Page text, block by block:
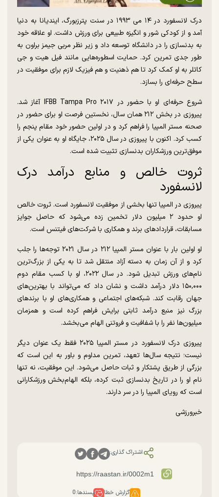
درک لانسفورد در ۱۴ می ۱۹۹۳ در سنت پترزبورگ، ایندیانا به دنیا
آمد و از کودکی شور و انگیزه طبیعی برای ورزش داشت. او علاقه خود
به بدنسازی را در دانشگاه توسعه داد و زیر نظر مربی جیمز براون به
طور جدی تمرین کرد. حمایت اسطوره‌هایی مانند فیل هیت و جی
کاتلر به او کمک کرد تا هم ذهنیت و هم فیزیک لازم برای موفقیت در
سطح حرفه‌ای را بسازد.
شروع حرفه‌ای او با حضور در IFBB Tampa Pro ۲۰۱۷ آغاز شد.
پیروزی در بخش ۲۱۲ همان سال، نخستین فرصت او برای حضور در
صحنه مستر المپیا را فراهم کرد و در اولین حضور خود مقام پنجم را
کسب کرد. اکنون با پیروزی در سال ۲۰۲۵، جایگاه او به عنوان یکی از
موفق‌ترین ورزشکاران بدنسازی تثبیت شده است.
ثروت خالص و منابع درآمد درک
لانسفورد
پیروزی در المپیا تنها بخشی از موفقیت لانسفورد است. ثروت خالص
او حدود ۲ میلیون دلار تخمین زده می‌شود که حاصل جوایز
مسابقات، قراردادهای برند و همکاری با شرکت‌های فیتنس است.
او اولین بار با عنوان مستر المپیا ۲۱۲ در سال ۲۰۲۱ توجه‌ها را جلب
کرد و از آن زمان به دسته آزاد منتقل شد تا به یکی از بزرگ‌ترین
نام‌های ورزش تبدیل شود. در سال ۲۰۲۲، او با کسب مقام دوم
۱۵۰,۰۰۰ دلار درآمد داشت و نشان داد که می‌تواند با بهترین‌های
جهان رقابت کند. شبکه‌های اجتماعی و همکاری‌های او با برندهای
بزرگ نیز منبع درآمد ثابتی برایش فراهم کرده است و همزمان
میلیون‌ها نفر را با شفافیت و فروتنی الهام می‌بخشد.
پیروزی درک لانسفورد در مستر المپیا ۲۰۲۵ فقط یک عنوان دیگر
نیست؛ نتیجه سال‌ها تعهد، تمرین مداوم و باور به این است که
بزرگی از طریق پشتکار و ثبات حاصل می‌شود. این موفقیت، نه تنها
نام او را در تاریخ بدنسازی ثبت کرده، بلکه الهام‌بخش ورزشکارانی
است که رویای المپیا را در سر دارند.
خبرورزشی
اشتراک گذاری:
گزارش خطا پسندها:0